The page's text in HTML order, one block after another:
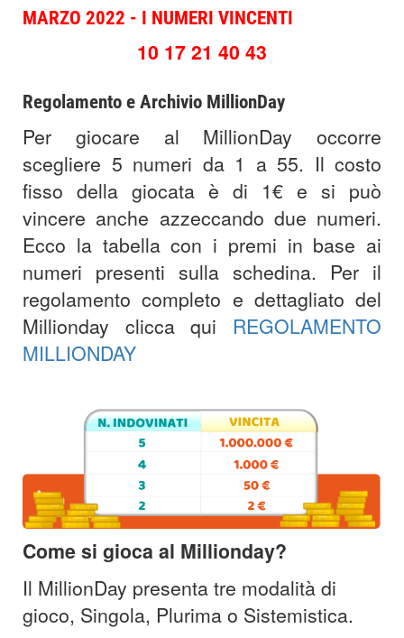
MARZO 2022 - I NUMERI VINCENTI
10 17 21 40 43
Regolamento e Archivio MillionDay
Per giocare al MillionDay occorre
scegliere 5 numeri da 1 a 55. Il costo
fisso della giocata è di 1€ e si può
vincere anche azzeccando due numeri.
Ecco la tabella con i premi in base ai
numeri presenti sulla schedina. Per il
regolamento completo e dettagliato del
Millionday clicca qui REGOLAMENTO
MILLIONDAY
Come si gioca al Millionday?
Il MillionDay presenta tre modalità di
gioco, Singola, Plurima o Sistemistica.